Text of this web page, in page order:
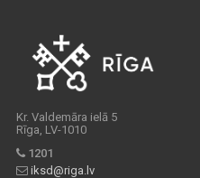
Kr. Valdemāra ielā 5
Rīga, LV-1010
1201
iksd@riga.lv